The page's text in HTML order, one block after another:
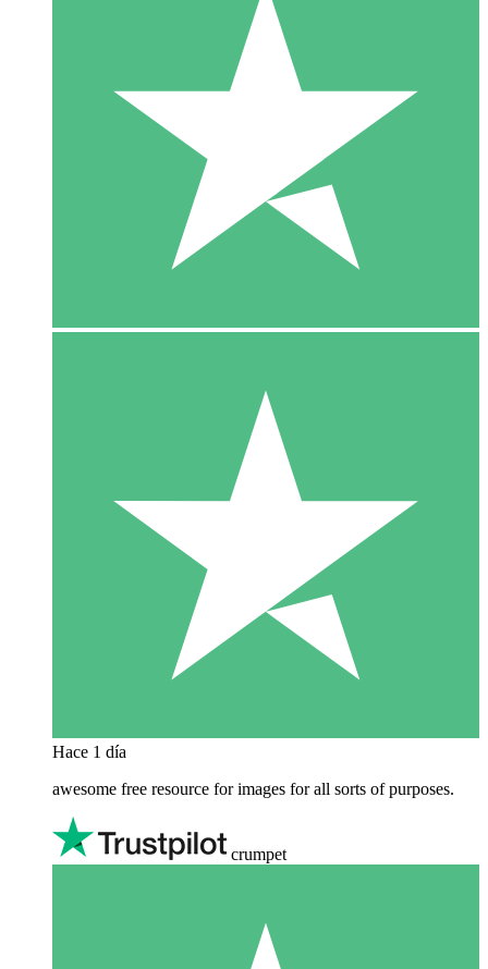
Hace 1 día
awesome free resource for images for all sorts of purposes.
crumpet